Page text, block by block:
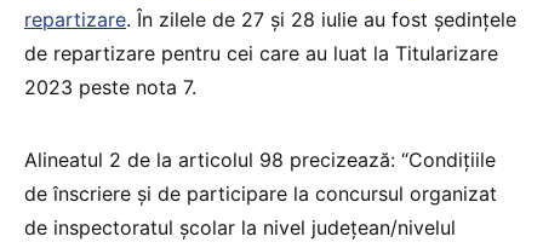
repartizare. În zilele de 27 și 28 iulie au fost ședințele
de repartizare pentru cei care au luat la Titularizare
2023 peste nota 7.
Alineatul 2 de la articolul 98 precizează: “Condiţiile
de înscriere şi de participare la concursul organizat
de inspectoratul şcolar la nivel judeţean/nivelul